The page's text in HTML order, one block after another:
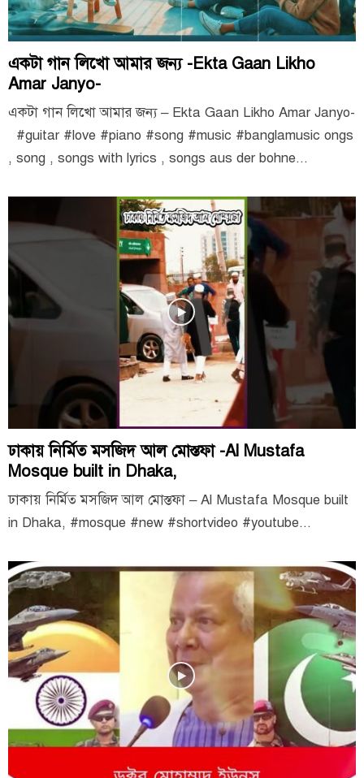
একটা গান লিখো আমার জন্য -Ekta Gaan Likho
Amar Janyo-
একটা গান লিখো আমার জন্য – Ekta Gaan Likho Amar Janyo-
#guitar #love #piano #song #music #banglamusic ongs
, song , songs with lyrics , songs aus der bohne...
ঢাকায় নির্মিত মসজিদ আল মোস্তফা -Al Mustafa
Mosque built in Dhaka,
ঢাকায় নির্মিত মসজিদ আল মোস্তফা – Al Mustafa Mosque built
in Dhaka, #mosque #new #shortvideo #youtube...